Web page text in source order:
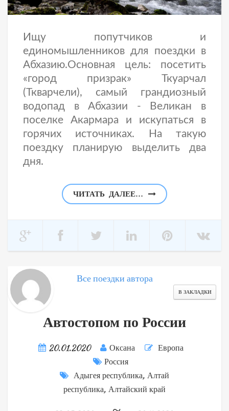
Ищу попутчиков и
единомышленников для поездки в
Абхазию.Основная цель: посетить
«город призрак» Ткуарчал
(Ткварчели), самый грандиозный
водопад в Абхазии - Великан в
поселке Акармара и искупаться в
горячих источниках. На такую
поездку планирую выделить два
дня.
ЧИТАТЬ ДАЛЕЕ…
Все поездки автора
В ЗАКЛАДКИ
Автостопом по России
20.01.2020 Оксана
Европа
Россия
Адыгея республика, Алтай
республика, Алтайский край